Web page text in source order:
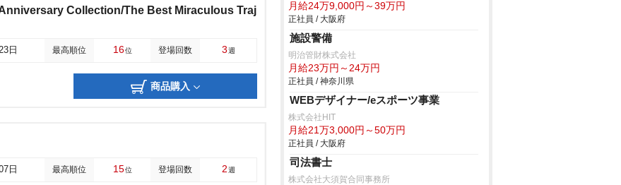
Collection/The Best Miraculous Traj
日 最高順位 16位 登場回数 3週
商品購入
日 最高順位 15位 登場回数 2週
月給24万9,000円～39万円
正社員 / 大阪府
施設警備
明治管財株式会社
月給23万円～24万円
正社員 / 神奈川県
WEBデザイナー/eスポーツ事業
株式会社HIT
月給21万3,000円～50万円
正社員 / 大阪府
司法書士
株式会社大須賀合同事務所